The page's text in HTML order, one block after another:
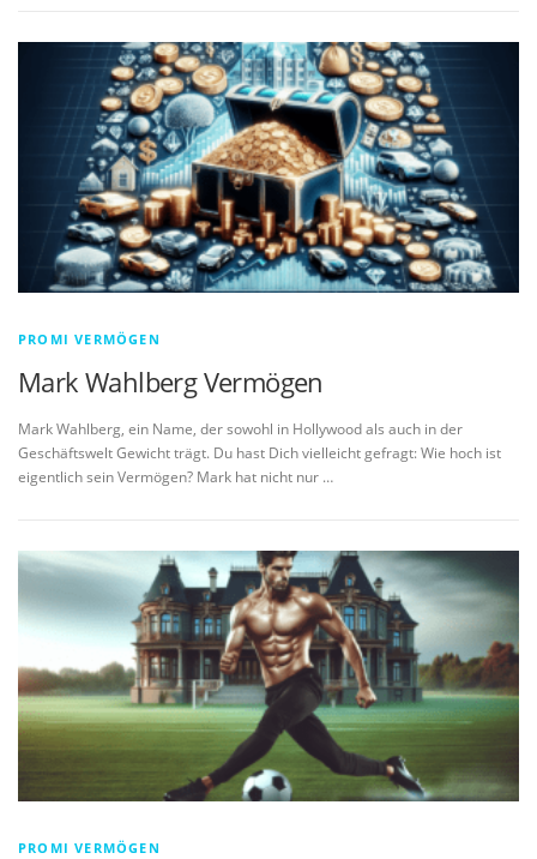
PROMI VERMÖGEN
Mark Wahlberg Vermögen
Mark Wahlberg, ein Name, der sowohl in Hollywood als auch in der
Geschäftswelt Gewicht trägt. Du hast Dich vielleicht gefragt: Wie hoch ist
eigentlich sein Vermögen? Mark hat nicht nur …
PROMI VERMÖGEN